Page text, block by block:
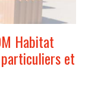
Habitat
et